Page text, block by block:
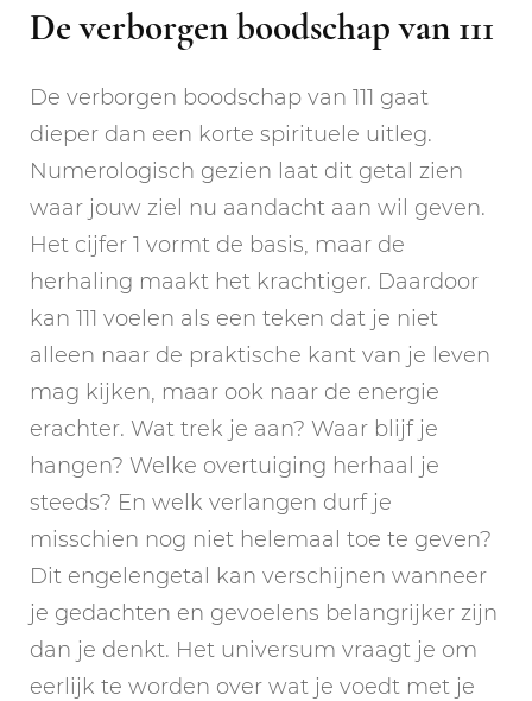
De verborgen boodschap van 111
De verborgen boodschap van 111 gaat
dieper dan een korte spirituele uitleg.
Numerologisch gezien laat dit getal zien
waar jouw ziel nu aandacht aan wil geven.
Het cijfer 1 vormt de basis, maar de
herhaling maakt het krachtiger. Daardoor
kan 111 voelen als een teken dat je niet
alleen naar de praktische kant van je leven
mag kijken, maar ook naar de energie
erachter. Wat trek je aan? Waar blijf je
hangen? Welke overtuiging herhaal je
steeds? En welk verlangen durf je
misschien nog niet helemaal toe te geven?
Dit engelengetal kan verschijnen wanneer
je gedachten en gevoelens belangrijker zijn
dan je denkt. Het universum vraagt je om
eerlijk te worden over wat je voedt met je